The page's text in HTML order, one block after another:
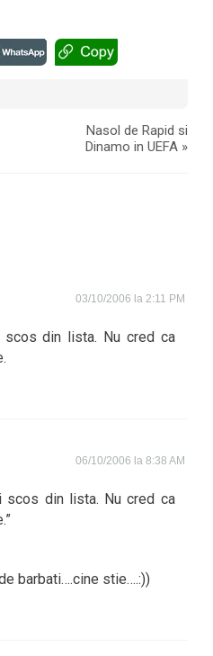
Nasol de Rapid si
Dinamo in UEFA »
03/10/2006 la 2:11 PM
scos din lista. Nu cred ca
06/10/2006 la 8:38 AM
scos din lista. Nu cred ca
barbati….cine stie….:))